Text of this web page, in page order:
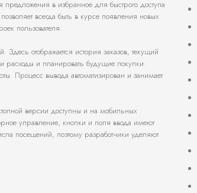
в избранное для быстрого доступа
всегда быть в курсе появления новых
пользователя.
отображается история заказов, текущий
расходы и планировать будущие покупки.
Процесс вывода автоматизирован и занимает
версии доступны и на мобильных
управление, кнопки и поля ввода имеют
посещений, поэтому разработчики уделяют